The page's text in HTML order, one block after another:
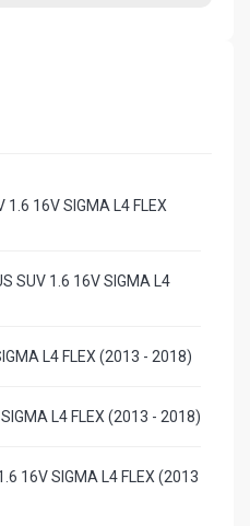
1.6 16V SIGMA L4 FLEX
SUV 1.6 16V SIGMA L4
L4 FLEX (2013 - 2018)
L4 FLEX (2013 - 2018)
16V SIGMA L4 FLEX (2013